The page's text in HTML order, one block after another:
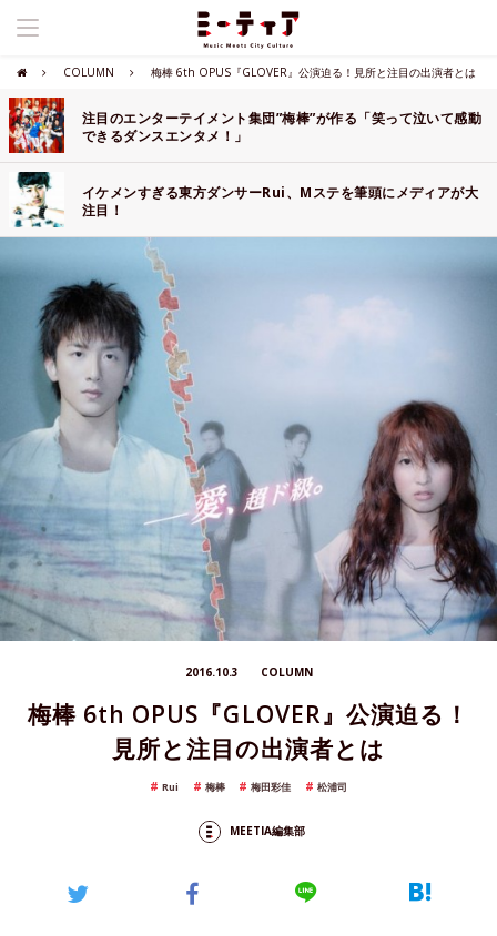
COLUMN 梅棒 6th OPUS『GLOVER』公演迫る！見所と注目の出演者とは
注目のエンターテイメント集団”梅棒”が作る「笑って泣いて感動
できるダンスエンタメ！」
イケメンすぎる東方ダンサーRui、Mステを筆頭にメディアが大
注目！
2016.10.3 COLUMN
梅棒 6th OPUS『GLOVER』公演迫る！
見所と注目の出演者とは
Rui 梅棒 梅田彩佳 松浦司
MEETIA編集部